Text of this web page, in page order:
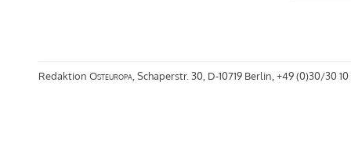
Redaktion Osteuropa, Schaperstr. 30, D-10719 Berlin, +49 (0)30/30